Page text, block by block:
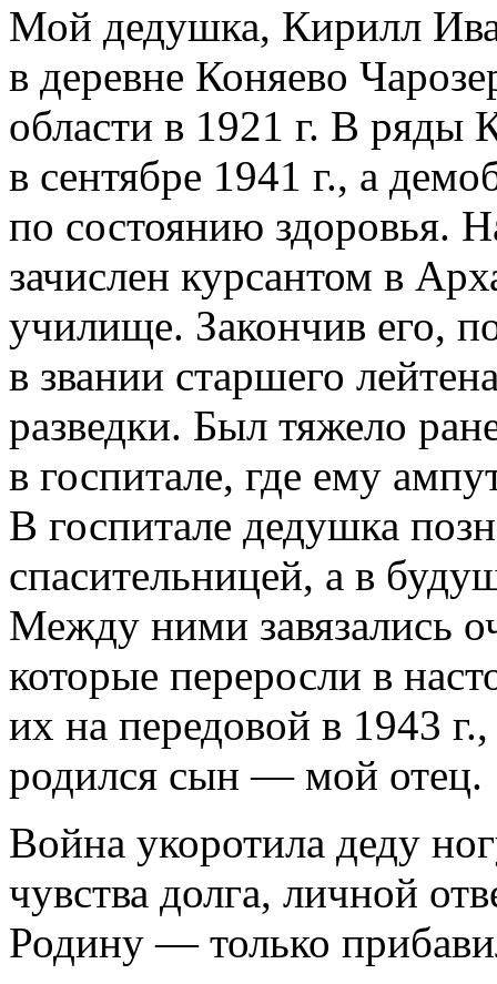
Мой дедушка, Кирилл
в деревне Коняево
области в 1921 г. В ряды
в сентябре 1941 г., а
по состоянию здоровья.
зачислен курсантом в
училище. Закончив его,
в звании старшего
разведки. Был тяжело
в госпитале, где ему
В госпитале дедушка
спасительницей, а в
Между ними завязались
которые переросли в
их на передовой в 1943
родился сын — мой отец.
Война укоротила деду
чувства долга, личной
Родину — только